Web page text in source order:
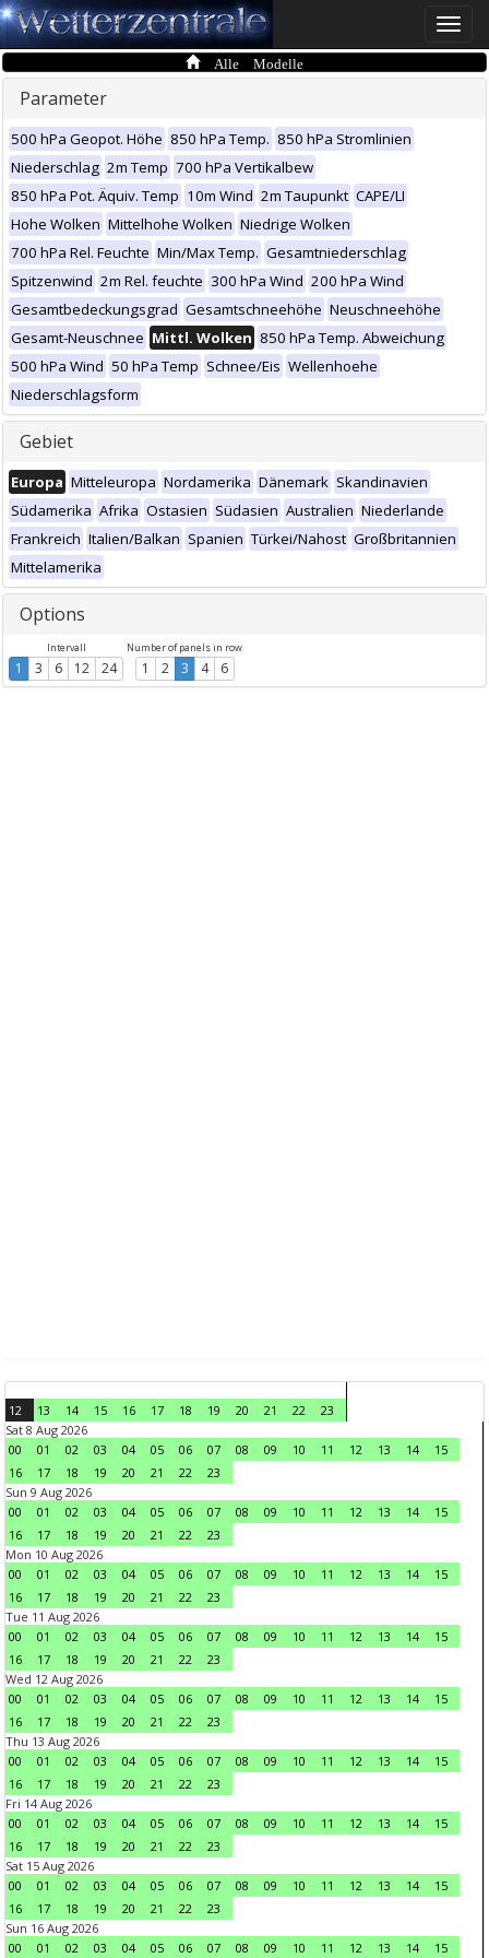
Toggle
Alle Modelle
Parameter
500 hPa Geopot. Höhe 850 hPa Temp. 850 hPa Stromlinien
Niederschlag 2m Temp 700 hPa Vertikalbew
850 hPa Pot. Äquiv. Temp 10m Wind 2m Taupunkt CAPE/LI
Hohe Wolken Mittelhohe Wolken Niedrige Wolken
700 hPa Rel. Feuchte Min/Max Temp. Gesamtniederschlag
Spitzenwind 2m Rel. feuchte 300 hPa Wind 200 hPa Wind
Gesamtbedeckungsgrad Gesamtschneehöhe Neuschneehöhe
Gesamt-Neuschnee Mittl. Wolken 850 hPa Temp. Abweichung
500 hPa Wind 50 hPa Temp Schnee/Eis Wellenhoehe
Niederschlagsform
Gebiet
Europa Mitteleuropa Nordamerika Dänemark Skandinavien
Südamerika Afrika Ostasien Südasien Australien Niederlande
Frankreich Italien/Balkan Spanien Türkei/Nahost Großbritannien
Mittelamerika
Options
Intervall
1 3 6 12 24
Number of panels in row
1 2 3 4 6
12 13 14 15 16 17 18 19 20 21 22
23
Sat 8 Aug 2026
00
01 02 03 04 05 06 07 08 09 10 11 12 13 14
15
16
17 18 19 20 21 22
23
Sun 9 Aug 2026
00
01 02 03 04 05 06 07 08 09 10 11 12 13 14
15
16
17 18 19 20 21 22
23
Mon 10 Aug 2026
00
01 02 03 04 05 06 07 08 09 10 11 12 13 14
15
16
17 18 19 20 21 22
23
Tue 11 Aug 2026
00
01 02 03 04 05 06 07 08 09 10 11 12 13 14
15
16
17 18 19 20 21 22
23
Wed 12 Aug 2026
00
01 02 03 04 05 06 07 08 09 10 11 12 13 14
15
16
17 18 19 20 21 22
23
Thu 13 Aug 2026
00
01 02 03 04 05 06 07 08 09 10 11 12 13 14
15
16
17 18 19 20 21 22
23
Fri 14 Aug 2026
00
01 02 03 04 05 06 07 08 09 10 11 12 13 14
15
16
17 18 19 20 21 22
23
Sat 15 Aug 2026
00
01 02 03 04 05 06 07 08 09 10 11 12 13 14
15
16
17 18 19 20 21 22
23
Sun 16 Aug 2026
00
01 02 03 04 05 06 07 08 09 10 11 12 13 14 15